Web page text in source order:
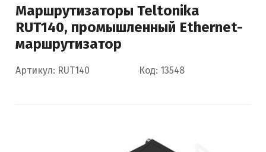
Маршрутизаторы Teltonika
RUT140, промышленный Ethernet-
маршрутизатор
Артикул: RUT140 Код: 13548